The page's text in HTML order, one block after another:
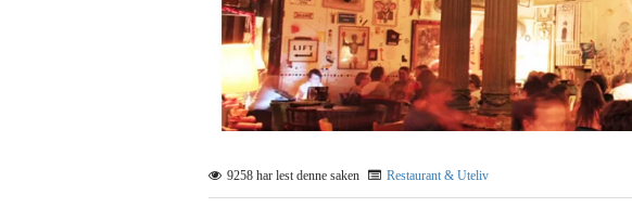
9258 har lest denne saken Restaurant & Uteliv